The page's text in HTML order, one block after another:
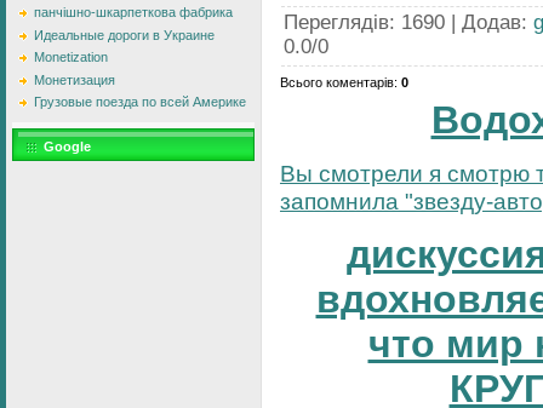
панчішно-шкарпеткова фабрика
Идеальные дороги в Украине
Monetization
Монетизация
Грузовые поезда по всей Америке
Google
Переглядів: 1690 | Додав:
0.0/0
Всього коментарів: 0
Вы смотрели я смотрю
запомнила "звезду-
что мир